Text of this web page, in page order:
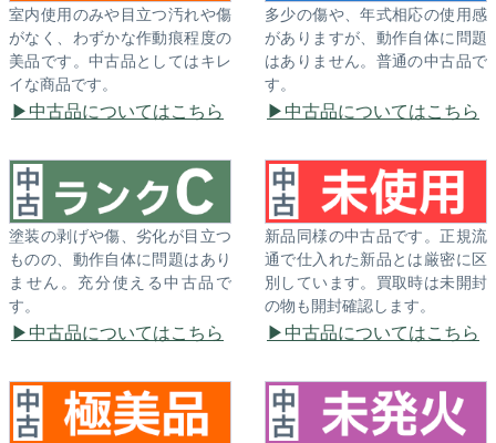
室内使用のみや目立つ汚れや傷
がなく、わずかな作動痕程度の
美品です。中古品としてはキレ
イな商品です。
中古品についてはこちら
多少の傷や、年式相応の使用感
がありますが、動作自体に問題
はありません。普通の中古品で
す。
中古品についてはこちら
塗装の剥げや傷、劣化が目立つ
ものの、動作自体に問題はあり
ません。充分使える中古品で
す。
中古品についてはこちら
新品同様の中古品です。正規流
通で仕入れた新品とは厳密に区
別しています。買取時は未開封
の物も開封確認します。
中古品についてはこちら